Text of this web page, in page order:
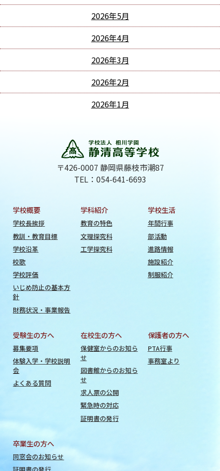
2026年5月
2026年4月
2026年3月
2026年2月
2026年1月
〒426-0007 静岡県藤枝市潮87
TEL：054-641-6693
学校概要
学校長挨拶
教訓・教育目標
学校沿革
校歌
学校評価
いじめ防止の基本方
針
財務状況・事業報告
学科紹介
教育の特色
文理探究科
工学探究科
学校生活
年間行事
部活動
進路情報
施設紹介
制服紹介
受験生の方へ
募集要項
体験入学・学校説明
会
よくある質問
在校生の方へ
保健室からのお知ら
せ
図書館からのお知ら
せ
求人票の公開
緊急時の対応
証明書の発行
保護者の方へ
PTA行事
事務室より
卒業生の方へ
同窓会のお知らせ